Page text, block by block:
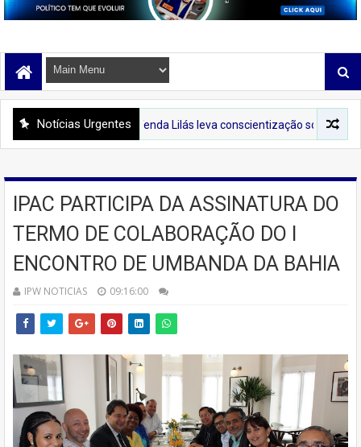
Notícias Urgentes
PREFIPIRÁ Tenda Lilás leva conscientização sobre o combate à
IPAC PARTICIPA DA ASSINATURA DO
TERMO DE COLABORAÇÃO DO I
ENCONTRO DE UMBANDA DA BAHIA
IPW NOTICIAS 09:16:00